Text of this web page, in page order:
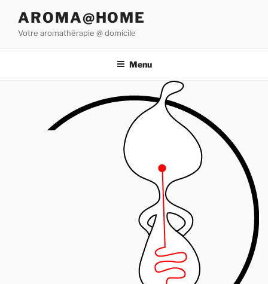
contenu
AROMA@HOME
Votre aromathérapie @ domicile
Menu